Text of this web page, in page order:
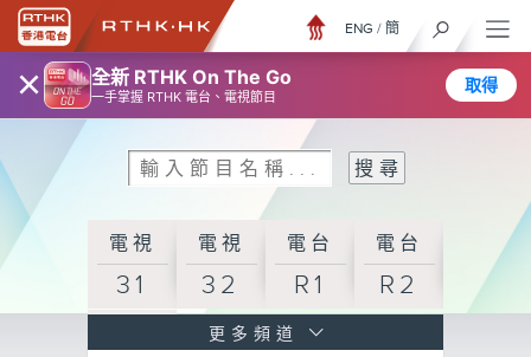
× 全新 RTHK On The Go
一手掌握 RTHK 電台、電視節目
取得
ENG / 簡
電視
31
電視
32
電台
R1
電台
R2
更多頻道